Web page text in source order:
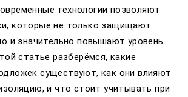
технологии позволяют
которые не только защищают
и значительно повышают уровень
статье разберёмся, какие
существуют, как они влияют
и что стоит учитывать при